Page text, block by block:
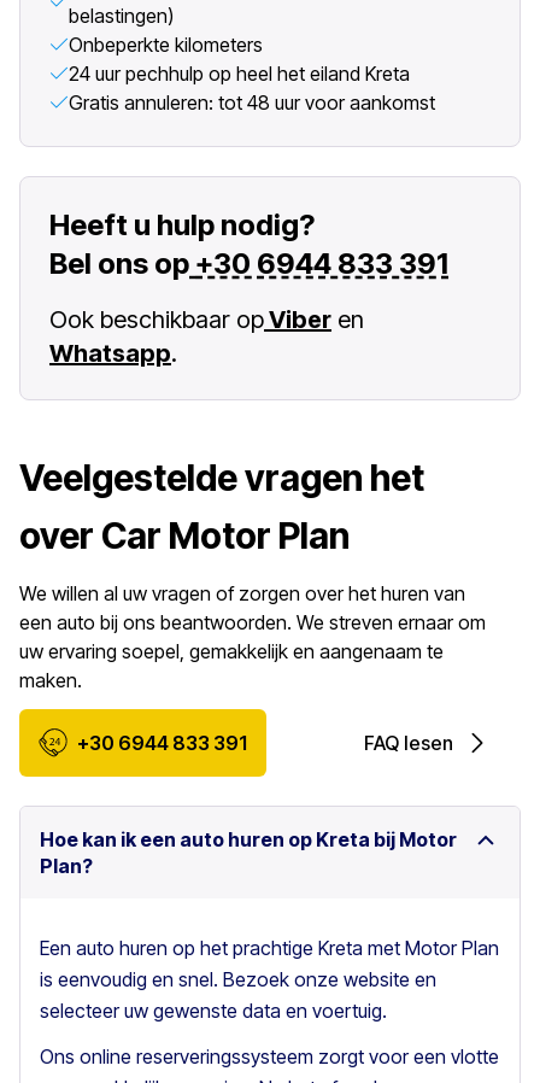
belastingen)
Onbeperkte kilometers
24 uur pechhulp op heel het eiland Kreta
Gratis annuleren: tot 48 uur voor aankomst
Heeft u hulp nodig?
Bel ons op +30 6944 833 391
Ook beschikbaar opViber en
Whatsapp.
Veelgestelde vragen het
over Car Motor Plan
We willen al uw vragen of zorgen over het huren van
een auto bij ons beantwoorden. We streven ernaar om
uw ervaring soepel, gemakkelijk en aangenaam te
maken.
+30 6944 833 391 FAQ lesen
Hoe kan ik een auto huren op Kreta bij Motor
Plan?
Een auto huren op het prachtige Kreta met Motor Plan
is eenvoudig en snel. Bezoek onze website en
selecteer uw gewenste data en voertuig.
Ons online reserveringssysteem zorgt voor een vlotte